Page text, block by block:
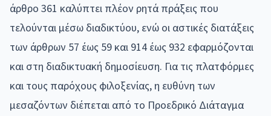
άρθρο 361 καλύπτει πλέον ρητά πράξεις που
τελούνται μέσω διαδικτύου, ενώ οι αστικές διατάξεις
των άρθρων 57 έως 59 και 914 έως 932 εφαρμόζονται
και στη διαδικτυακή δημοσίευση. Για τις πλατφόρμες
και τους παρόχους φιλοξενίας, η ευθύνη των
μεσαζόντων διέπεται από το Προεδρικό Διάταγμα